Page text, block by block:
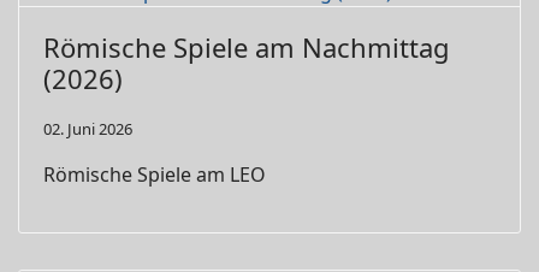
Römische Spiele am Nachmittag
(2026)
02. Juni 2026
Römische Spiele am LEO